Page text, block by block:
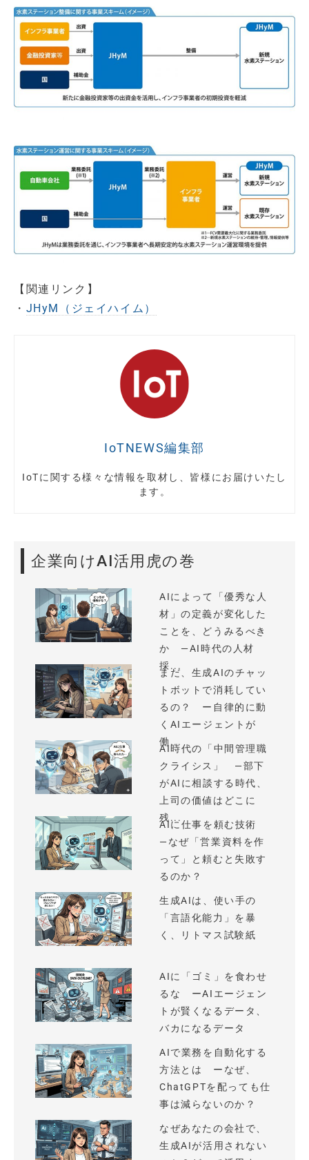
【関連リンク】
・ JHyM（ジェイハイム）
IoTNEWS編集部
IoTに関する様々な情報を取材し、皆様にお届けいたし
ます。
企業向けAI活用虎の巻
AIによって「優秀な人
材」の定義が変化した
ことを、どうみるべき
か —AI時代の人材
採...
まだ、生成AIのチャッ
トボットで消耗してい
るの？ ー自律的に動
くAIエージェントが
働...
AI時代の「中間管理職
クライシス」 —部下
がAIに相談する時代、
上司の価値はどこに
残...
AIに仕事を頼む技術
—なぜ「営業資料を作
って」と頼むと失敗す
るのか？
生成AIは、使い手の
「言語化能力」を暴
く、リトマス試験紙
AIに「ゴミ」を食わせ
るな ーAIエージェン
トが賢くなるデータ、
バカになるデータ
AIで業務を自動化する
方法とは ーなぜ、
ChatGPTを配っても仕
事は減らないのか？
なぜあなたの会社で、
生成AIが活用されない